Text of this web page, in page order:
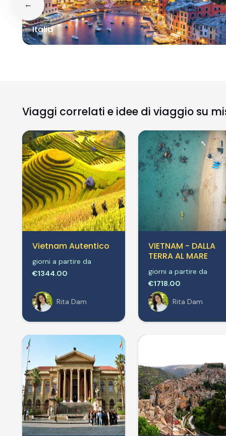
Italia
←
Viaggi correlati e idee di viaggio su
Vietnam Autentico
giorni a partire da
€1344.00
Rita Dam
VIETNAM - DALLA
TERRA AL MARE
giorni a partire da
€1718.00
Rita Dam